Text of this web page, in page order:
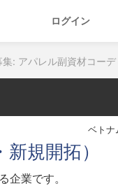
ログイン
: アパレル副資材コー
ベト
規開拓）
企業です。